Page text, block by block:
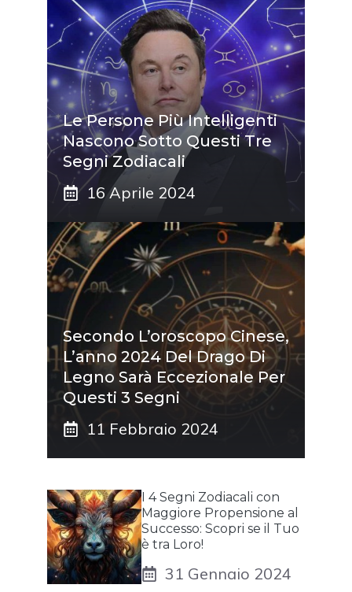
Le Persone Più Intelligenti
Nascono Sotto Questi Tre
Segni Zodiacali
16 Aprile 2024
Secondo L’oroscopo Cinese,
L’anno 2024 Del Drago Di
Legno Sarà Eccezionale Per
Questi 3 Segni
11 Febbraio 2024
I 4 Segni Zodiacali con
Maggiore Propensione al
Successo: Scopri se il Tuo
è tra Loro!
31 Gennaio 2024